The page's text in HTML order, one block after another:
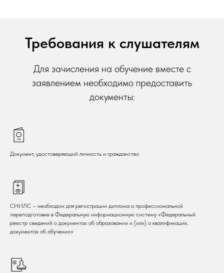
Требования к слушателям
Для зачисления на обучение вместе с
заявлением необходимо предоставить
документы:
Документ, удостоверяющий личность и гражданство
СНИЛС – необходим для регистрации диплома о профессиональной
переподготовке в Федеральную информационную систему «Федеральный
реестр сведений о документах об образовании и (или) о квалификации,
документах об обучении»